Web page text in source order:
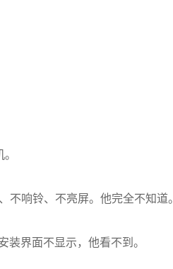
响铃、不亮屏。他完全不知道。
界面不显示，他看不到。